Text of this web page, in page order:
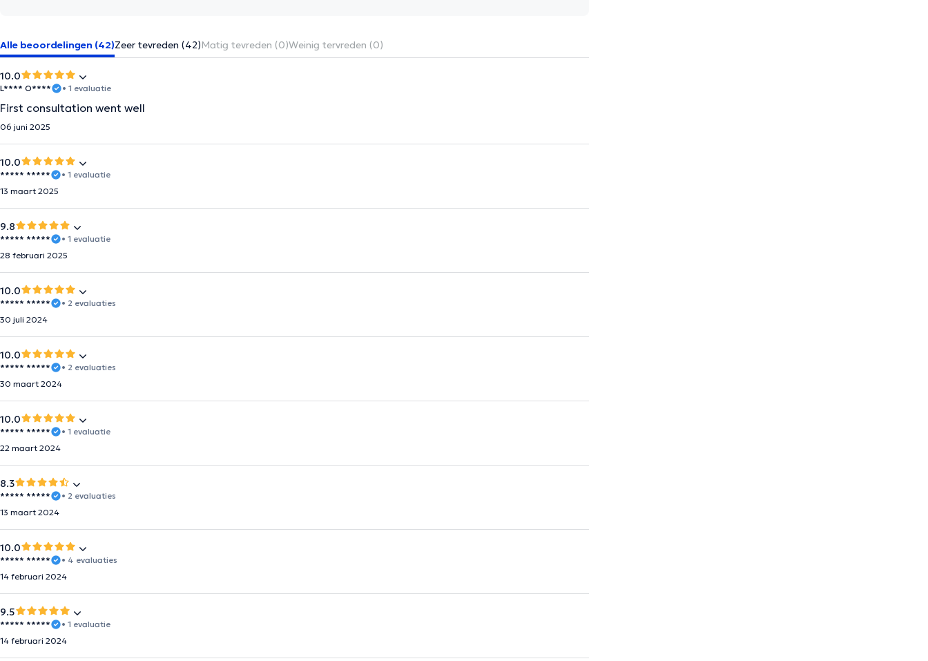
Alle beoordelingen (42)Zeer tevreden (42)Matig tevreden (0)Weinig tervreden (0)
10.0
L**** O**** • 1 evaluatie
First consultation went well
06 juni 2025
10.0
***** *****
• 1 evaluatie
13 maart 2025
9.8
***** *****
• 1 evaluatie
28 februari 2025
10.0
***** *****
• 2 evaluaties
30 juli 2024
10.0
***** *****
• 2 evaluaties
30 maart 2024
10.0
***** *****
• 1 evaluatie
22 maart 2024
8.3
***** *****
• 2 evaluaties
13 maart 2024
10.0
***** *****
• 4 evaluaties
14 februari 2024
9.5
***** *****
• 1 evaluatie
14 februari 2024